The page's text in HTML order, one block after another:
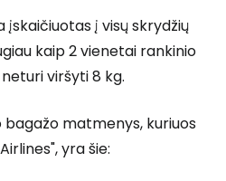
įskaičiuotas į visų skrydžių
kaip 2 vienetai rankinio
viršyti 8 kg.
bagažo matmenys, kuriuos
yra šie: